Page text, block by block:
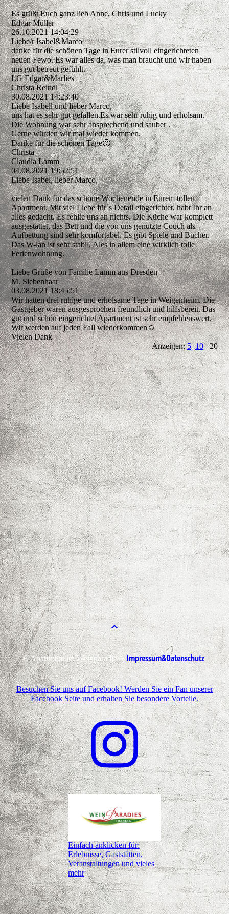
Es grüßt Euch ganz lieb Anne, Chris und Lucky
Edgar Müller
26.10.2021 14:04:29
Liebe/r Isabel&Marco
danke für die schönen Tage in Eurer stilvoll eingerichteten
neuen Fewo. Es war alles da, was man braucht und wir haben
uns gut betreut gefühlt.
LG Edgar&Marlies
Christa Reindl
30.08.2021 14:23:40
Liebe Isabell und lieber Marco,
uns hat es sehr gut gefallen.Es war sehr ruhig und erholsam.
Die Wohnung war sehr ansprechend und sauber .
Gerne würden wir mal wieder kommen.
Danke für die schönen Tage🙂
Christa
Claudia Lamm
04.08.2021 19:52:51
Liebe Isabel, lieber Marco,
vielen Dank für das schöne Wochenende in Eurem tollen
Apartment. Mit viel Liebe für´s Detail eingerichtet, habt Ihr an
alles gedacht. Es fehlte uns an nichts. Die Küche war komplett
ausgestattet, das Bett und die von uns genutzte Couch als
Aufbettung sind sehr komfortabel. Es gibt Spiele und Bücher.
Das W-lan ist sehr stabil. Ales in allem eine wirklich tolle
Ferienwohnung.
Liebe Grüße von Familie Lamm aus Dresden
M. Siebenhaar
03.08.2021 18:45:51
Wir hatten drei ruhige und erholsame Tage in Weigenheim. Die
Gastgeber waren ausgesprochen freundlich und hilfsbereit. Das
gut und schön eingerichtet Apartment ist sehr empfehlenswert.
Wir werden auf jeden Fall wiederkommen☺️
Vielen Dank
Anzeigen:5 1020
© Apartment im Weinparadies /Impressum&Datenschutz
Besuchen Sie uns auf Facebook! Werden Sie ein Fan unserer
Facebook Seite und erhalten Sie besondere Vorteile.
Einfach anklicken für:
Erlebnisse, Gaststätten,
Veranstaltungen und vieles
mehr